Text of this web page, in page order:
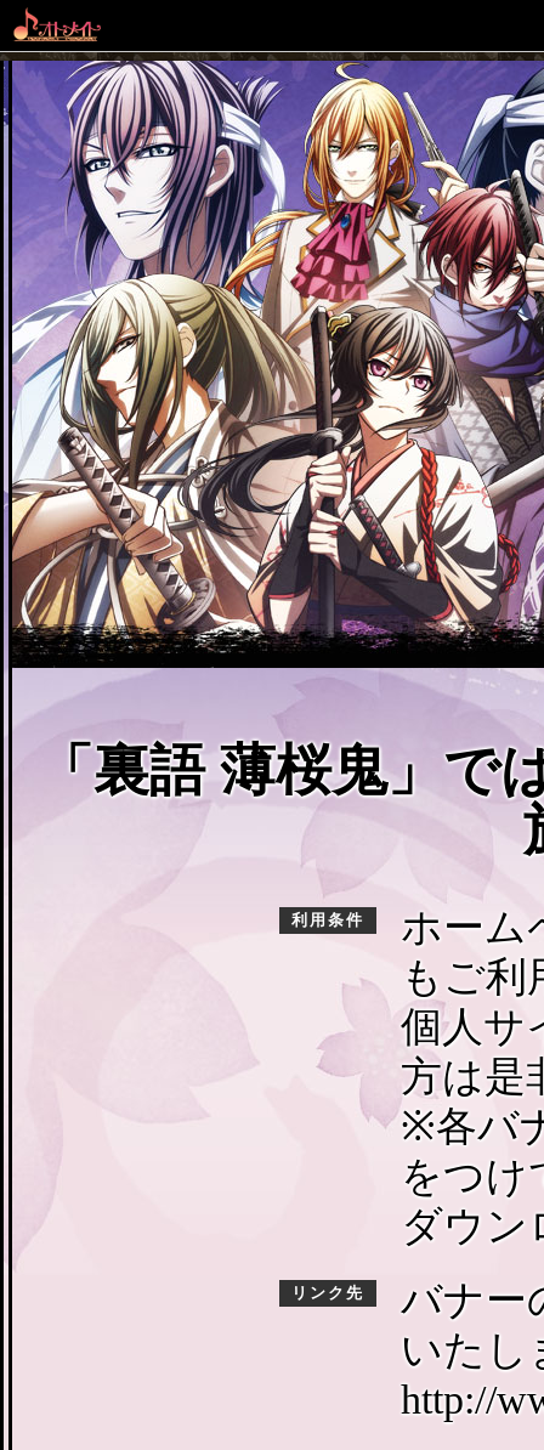
「裏語 薄桜鬼」で
利用条件
ホーム
もご利
個人サ
方は是
※各バ
をつけ
ダウン
リンク先
バナー
いたし
http://